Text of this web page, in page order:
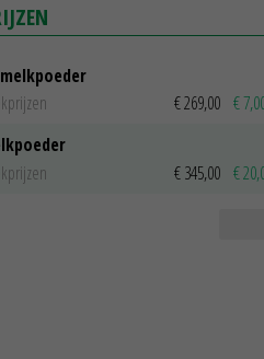
€ 269,00 €
€ 345,00 €